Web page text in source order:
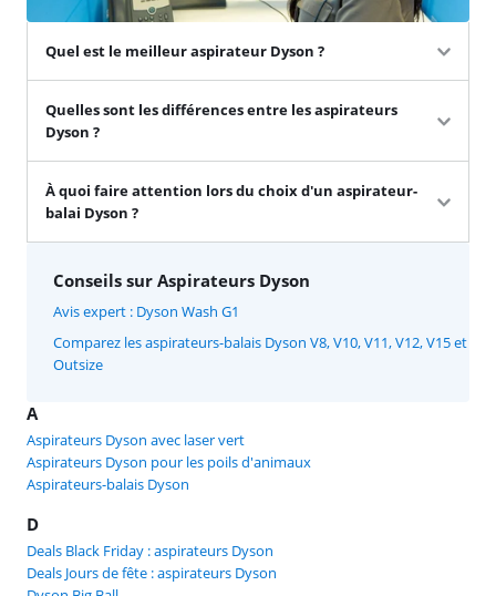
Quel est le meilleur aspirateur Dyson ?
Quelles sont les différences entre les aspirateurs
Dyson ?
À quoi faire attention lors du choix d'un aspirateur-
balai Dyson ?
Conseils sur Aspirateurs Dyson
Avis expert : Dyson Wash G1
Comparez les aspirateurs-balais Dyson V8, V10, V11, V12, V15 et
Outsize
A
Aspirateurs Dyson avec laser vert
Aspirateurs Dyson pour les poils d'animaux
Aspirateurs-balais Dyson
D
Deals Black Friday : aspirateurs Dyson
Deals Jours de fête : aspirateurs Dyson